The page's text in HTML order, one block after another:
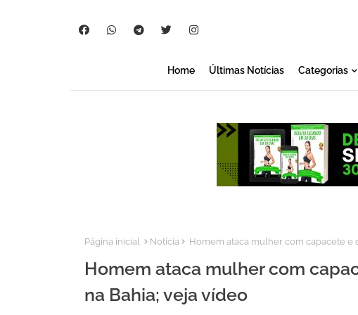
Home Últimas Notícias Categorias
Página inicial Notícia Homem ataca mulher com capacete e
Homem ataca mulher com
na Bahia; veja vídeo